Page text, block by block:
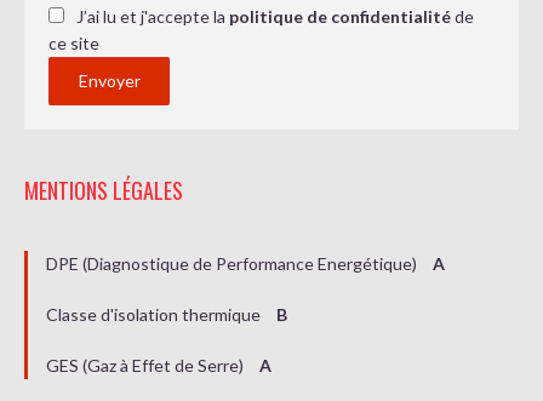
J’ai lu et j'accepte la politique de confidentialitéde
ce site
Envoyer
MENTIONS LÉGALES
DPE (Diagnostique de Performance Energétique) A
Classe d'isolation thermique B
GES (Gaz à Effet de Serre) A